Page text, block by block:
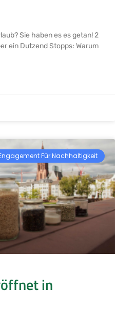
Sie haben es es getan! 2
ein Dutzend Stopps: Warum
Für Nachhaltigkeit
in